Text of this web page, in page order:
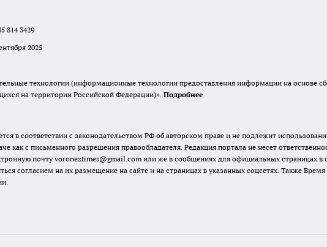
814 3429
2025
технологии (информационные технологии предоставления информации на основе
на территории Российской Федерации)». Подробнее
в соответствии с законодательством РФ об авторском праве и не подлежит
как с письменного разрешения правообладателя. Редакция портала не несет
почту voroneztimes@gmail.com или же в сообщениях для официальных страницах в
согласием на их размещение на сайте и на страницах в указанных соцсетях. Также